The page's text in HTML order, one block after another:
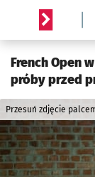
Serwis
French Open
próby przed
Przesuń zdjęcie